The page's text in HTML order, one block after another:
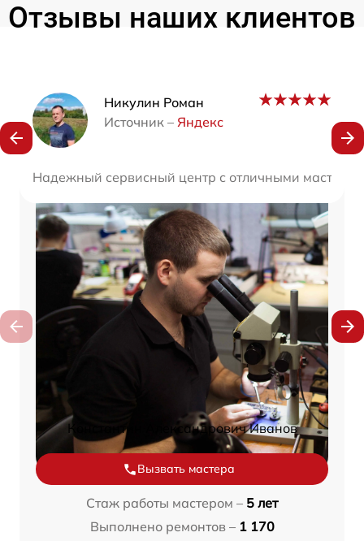
Отзывы наших клиентов
Никулин Роман
Источник – Яндекс
Надежный сервисный центр с отличными
Наши мастера
Константин Александрович Иванов
Вызвать мастера
Стаж работы мастером – 5 лет
Выполнено ремонтов – 1 170